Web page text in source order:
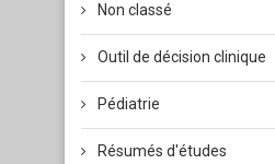
Non classé
Outil de décision clinique
Pédiatrie
Résumés d'études